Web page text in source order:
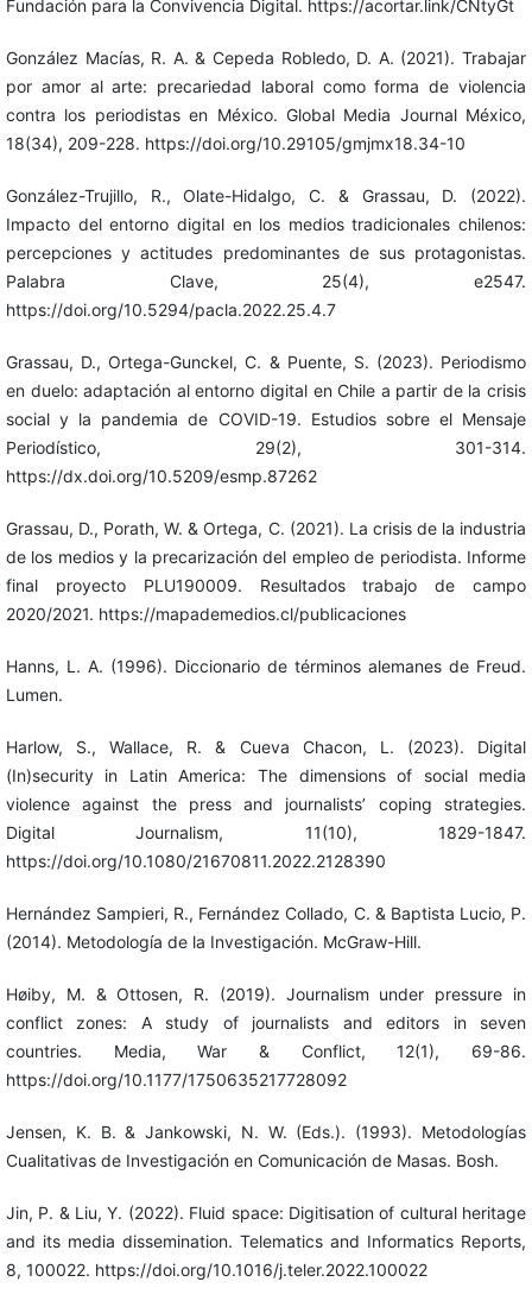
Fundación para la Convivencia Digital. https://acortar.link/CNtyGt
González Macías, R. A. & Cepeda Robledo, D. A. (2021). Trabajar
por amor al arte: precariedad laboral como forma de violencia
contra los periodistas en México. Global Media Journal México,
18(34), 209-228. https://doi.org/10.29105/gmjmx18.34-10
González-Trujillo, R., Olate-Hidalgo, C. & Grassau, D. (2022).
Impacto del entorno digital en los medios tradicionales chilenos:
percepciones y actitudes predominantes de sus protagonistas.
Palabra Clave, 25(4), e2547.
https://doi.org/10.5294/pacla.2022.25.4.7
Grassau, D., Ortega-Gunckel, C. & Puente, S. (2023). Periodismo
en duelo: adaptación al entorno digital en Chile a partir de la crisis
social y la pandemia de COVID-19. Estudios sobre el Mensaje
Periodístico, 29(2), 301-314.
https://dx.doi.org/10.5209/esmp.87262
Grassau, D., Porath, W. & Ortega, C. (2021). La crisis de la industria
de los medios y la precarización del empleo de periodista. Informe
final proyecto PLU190009. Resultados trabajo de campo
2020/2021. https://mapademedios.cl/publicaciones
Hanns, L. A. (1996). Diccionario de términos alemanes de Freud.
Lumen.
Harlow, S., Wallace, R. & Cueva Chacon, L. (2023). Digital
(In)security in Latin America: The dimensions of social media
violence against the press and journalists’ coping strategies.
Digital Journalism, 11(10), 1829-1847.
https://doi.org/10.1080/21670811.2022.2128390
Hernández Sampieri, R., Fernández Collado, C. & Baptista Lucio, P.
(2014). Metodología de la Investigación. McGraw-Hill.
Høiby, M. & Ottosen, R. (2019). Journalism under pressure in
conflict zones: A study of journalists and editors in seven
countries. Media, War & Conflict, 12(1), 69-86.
https://doi.org/10.1177/1750635217728092
Jensen, K. B. & Jankowski, N. W. (Eds.). (1993). Metodologías
Cualitativas de Investigación en Comunicación de Masas. Bosh.
Jin, P. & Liu, Y. (2022). Fluid space: Digitisation of cultural heritage
and its media dissemination. Telematics and Informatics Reports,
8, 100022. https://doi.org/10.1016/j.teler.2022.100022